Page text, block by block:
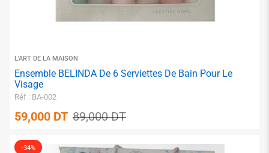
L'ART DE LA MAISON
Ensemble BELINDA De 6 Serviettes De Bain Pour Le
Visage
Réf : BA-002
89,000DT
59,000 DT
-34%